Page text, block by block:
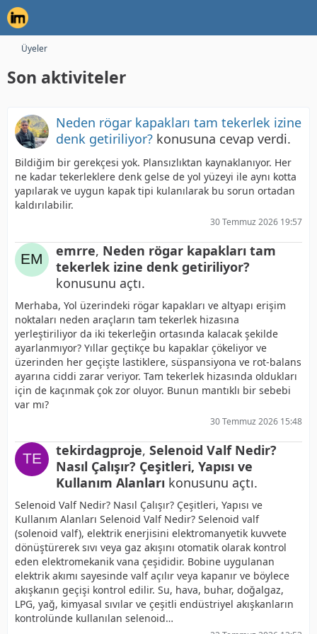
Üyeler
Son aktiviteler
Neden rögar kapakları tam tekerlek izine
denk getiriliyor? konusuna cevap verdi.
Bildiğim bir gerekçesi yok. Plansızlıktan kaynaklanıyor. Her
ne kadar tekerleklere denk gelse de yol yüzeyi ile aynı kotta
yapılarak ve uygun kapak tipi kulanılarak bu sorun ortadan
kaldırılabilir.
30 Temmuz 2026 19:57
emrre, Neden rögar kapakları tam
tekerlek izine denk getiriliyor?
konusunu açtı.
Merhaba, Yol üzerindeki rögar kapakları ve altyapı erişim
noktaları neden araçların tam tekerlek hizasına
yerleştiriliyor da iki tekerleğin ortasında kalacak şekilde
ayarlanmıyor? Yıllar geçtikçe bu kapaklar çökeliyor ve
üzerinden her geçişte lastiklere, süspansiyona ve rot-balans
ayarına ciddi zarar veriyor. Tam tekerlek hizasında oldukları
için de kaçınmak çok zor oluyor. Bunun mantıklı bir sebebi
var mı?
30 Temmuz 2026 15:48
tekirdagproje, Selenoid Valf Nedir?
Nasıl Çalışır? Çeşitleri, Yapısı ve
Kullanım Alanları konusunu açtı.
Selenoid Valf Nedir? Nasıl Çalışır? Çeşitleri, Yapısı ve
Kullanım Alanları Selenoid Valf Nedir? Selenoid valf
(solenoid valf), elektrik enerjisini elektromanyetik kuvvete
dönüştürerek sıvı veya gaz akışını otomatik olarak kontrol
eden elektromekanik vana çeşididir. Bobine uygulanan
elektrik akımı sayesinde valf açılır veya kapanır ve böylece
akışkanın geçişi kontrol edilir. Su, hava, buhar, doğalgaz,
LPG, yağ, kimyasal sıvılar ve çeşitli endüstriyel akışkanların
kontrolünde kullanılan selenoid…